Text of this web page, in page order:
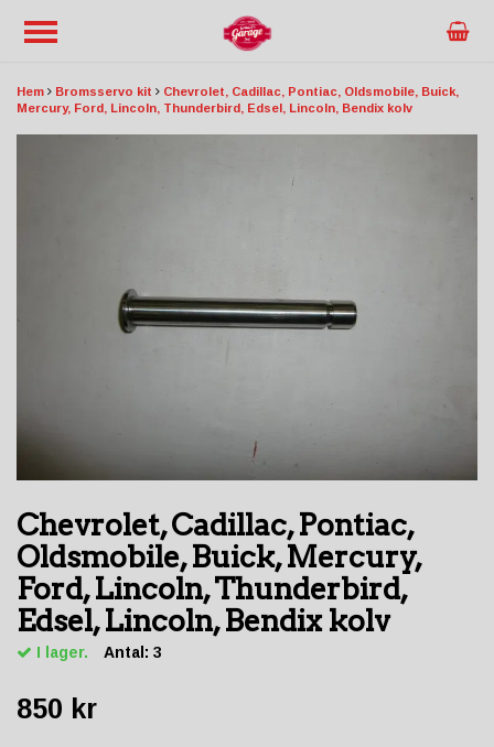
Hem Bromsservo kit
Chevrolet, Cadillac, Pontiac, Oldsmobile, Buick,
Mercury, Ford, Lincoln, Thunderbird, Edsel, Lincoln, Bendix kolv
Chevrolet, Cadillac, Pontiac,
Oldsmobile, Buick, Mercury,
Ford, Lincoln, Thunderbird,
Edsel, Lincoln, Bendix kolv
I lager. Antal: 3
850 kr